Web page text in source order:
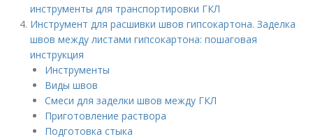
инструменты для транспортировки ГКЛ
Инструмент для расшивки швов гипсокартона. Заделка
швов между листами гипсокартона: пошаговая
инструкция
Инструменты
Виды швов
Смеси для заделки швов между ГКЛ
Приготовление раствора
Подготовка стыка